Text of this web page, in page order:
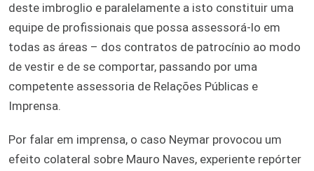
deste imbroglio e paralelamente a isto constituir uma
equipe de profissionais que possa assessorá-lo em
todas as áreas – dos contratos de patrocínio ao modo
de vestir e de se comportar, passando por uma
competente assessoria de Relações Públicas e
Imprensa.
Por falar em imprensa, o caso Neymar provocou um
efeito colateral sobre Mauro Naves, experiente repórter